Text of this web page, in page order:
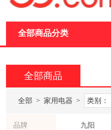
全部商品分类
全部商品
全部 > 家用电器 > 类别：
品牌 九阳
页
加